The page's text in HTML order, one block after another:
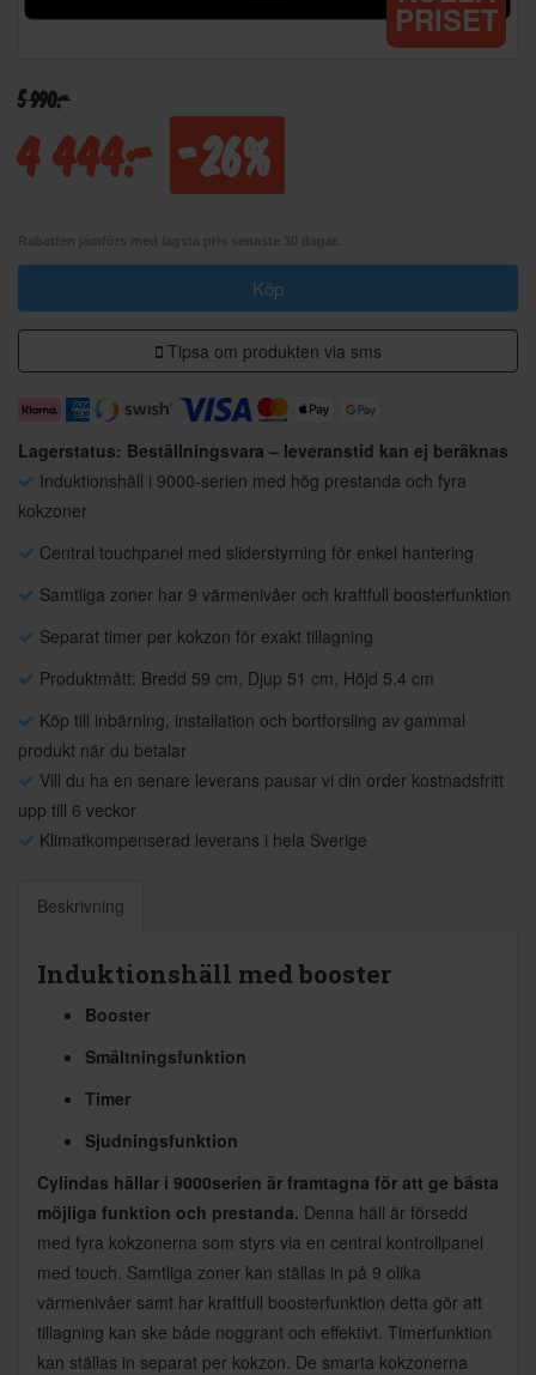
PRISET
5 990:-
4 444:- -26%
Köp
Tipsa om produkten via sms
Lagerstatus: Beställningsvara – leveranstid kan ej beräknas
Induktionshäll i 9000-serien med hög prestanda och fyra
kokzoner
Central touchpanel med sliderstyrning för enkel hantering
Samtliga zoner har 9 värmenivåer och kraftfull boosterfunktion
Separat timer per kokzon för exakt tillagning
Produktmått: Bredd 59 cm, Djup 51 cm, Höjd 5.4 cm
Köp till inbärning, installation och bortforsling av gammal
produkt när du betalar
Vill du ha en senare leverans pausar vi din order kostnadsfritt
upp till 6 veckor
Klimatkompenserad leverans i hela Sverige
Beskrivning
Induktionshäll med booster
Booster
Smältningsfunktion
Timer
Sjudningsfunktion
Cylindas hällar i 9000serien är framtagna för att ge bästa
möjliga funktion och prestanda. Denna häll är försedd
med fyra kokzonerna som styrs via en central kontrollpanel
med touch. Samtliga zoner kan ställas in på 9 olika
värmenivåer samt har kraftfull boosterfunktion detta gör att
tillagning kan ske både noggrant och effektivt. Timerfunktion
kan ställas in separat per kokzon. De smarta kokzonerna